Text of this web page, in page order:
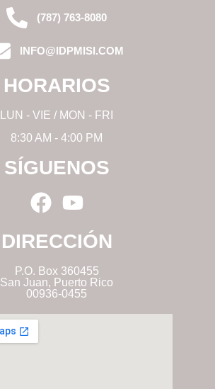
(787) 763-8080
INFO@IDPMISI.COM
HORARIOS
LUN - VIE / MON - FRI
8:30 AM - 4:00 PM
SÍGUENOS
DIRECCIÓN
P.O. Box 360455
San Juan, Puerto Rico
00936-0455